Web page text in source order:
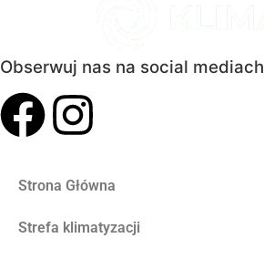
Obserwuj nas na social mediach
Strona Główna
Strefa klimatyzacji